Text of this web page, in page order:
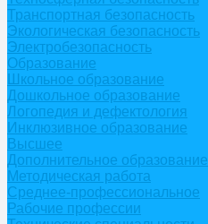
Транспортная безопасность
Экологическая безопасность
Электробезопасность
Образование
Школьное образование
Дошкольное образование
Логопедия и дефектология
Инклюзивное образование
Высшее
Дополнительное образование
Методическая работа
Среднее-профессиональное
Рабочие профессии